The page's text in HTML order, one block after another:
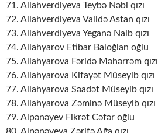
71. Allahverdiyeva Teybə Nəbi qızı
72. Allahverdiyeva Validə Astan qızı
73. Allahverdiyeva Yeganə Naib qızı
74. Allahyarov Etibar Baloğlan oğlu
75. Allahyarova Fəridə Məhərrəm qızı
76. Allahyarova Kifayət Müseyib qızı
77. Allahyarova Səadət Müseyib qızı
78. Allahyarova Zəminə Müseyib qızı
79. Alpənəyev Fikrət Cəfər oğlu